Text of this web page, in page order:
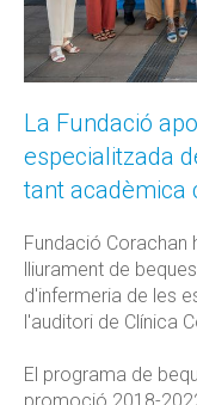
La Fundació
especialitzada
tant acadèmica
Fundació Corachan
lliurament de
d'infermeria de les
l'auditori de Clínica
El programa de